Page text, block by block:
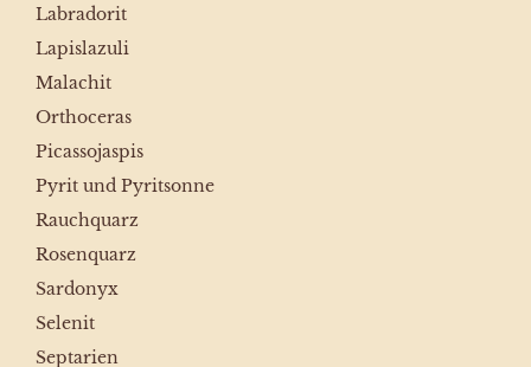
Labradorit
Lapislazuli
Malachit
Orthoceras
Picassojaspis
Pyrit und Pyritsonne
Rauchquarz
Rosenquarz
Sardonyx
Selenit
Septarien